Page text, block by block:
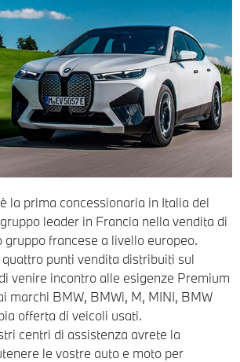
la prima concessionaria in Italia del
leader in Francia nella vendita di
francese a livello europeo.
punti vendita distribuiti sul
venire incontro alle esigenze Premium
marchi BMW, BMWi, M, MINI, BMW
offerta di veicoli usati.
centri di assistenza avrete la
le vostre auto e moto per